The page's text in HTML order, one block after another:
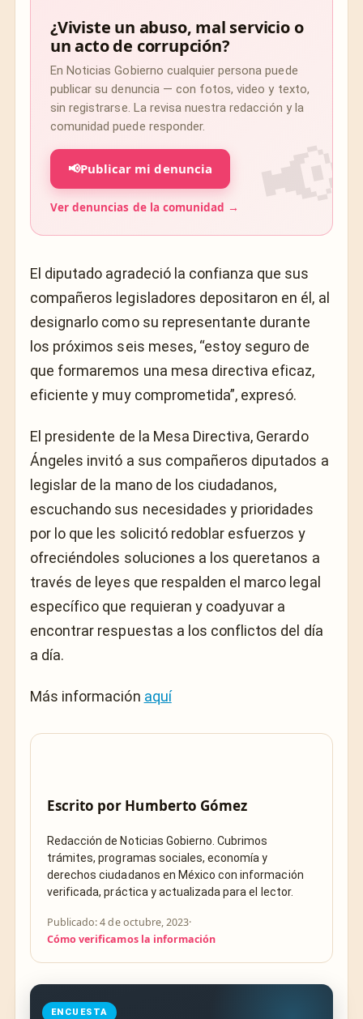
¿Viviste un abuso, mal servicio o
un acto de corrupción?
En Noticias Gobierno cualquier persona puede
publicar su denuncia — con fotos, video y texto,
sin registrarse. La revisa nuestra redacción y la
comunidad puede responder.
📢Publicar mi denuncia
Ver denuncias de la comunidad →
El diputado agradeció la confianza que sus
compañeros legisladores depositaron en él, al
designarlo como su representante durante
los próximos seis meses, “estoy seguro de
que formaremos una mesa directiva eficaz,
eficiente y muy comprometida”, expresó.
El presidente de la Mesa Directiva, Gerardo
Ángeles invitó a sus compañeros diputados a
legislar de la mano de los ciudadanos,
escuchando sus necesidades y prioridades
por lo que les solicitó redoblar esfuerzos y
ofreciéndoles soluciones a los queretanos a
través de leyes que respalden el marco legal
específico que requieran y coadyuvar a
encontrar respuestas a los conflictos del día
a día.
Más información aquí
Escrito por Humberto Gómez
Redacción de Noticias Gobierno. Cubrimos
trámites, programas sociales, economía y
derechos ciudadanos en México con información
verificada, práctica y actualizada para el lector.
Publicado: 4 de octubre, 2023·
Cómo verificamos la información
ENCUESTA